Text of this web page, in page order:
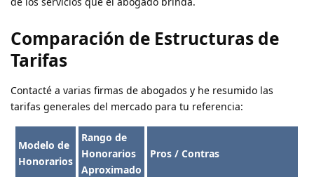
Comparación de Estructuras de
Tarifas
Contacté a varias firmas de abogados y he resumido las
tarifas generales del mercado para tu referencia:
Modelo de
Honorarios
Rango de
Honorarios
Aproximado
Pros / Contras